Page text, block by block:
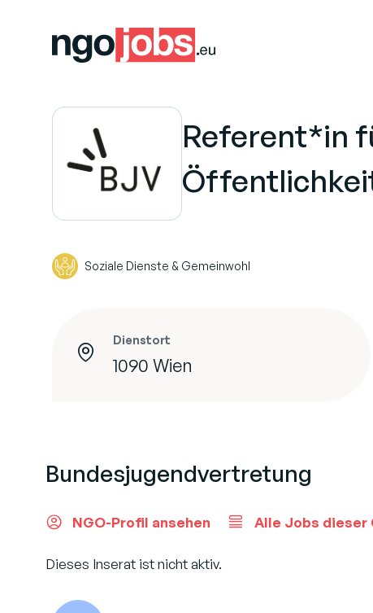
Referent*in
Soziale Dienste & Gemeinwohl
Dienstort
1090 Wien
Bundesjugendvertretung
NGO-Profil ansehen Alle Jobs dieser
Dieses Inserat ist nicht aktiv.